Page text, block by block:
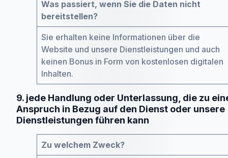
Was passiert, wenn Sie die Daten nicht
bereitstellen?
Sie erhalten keine Informationen über die
Website und unsere Dienstleistungen und auch
keinen Bonus in Form von kostenlosen digitalen
Inhalten.
9. jede Handlung oder Unterlassung, die zu
Anspruch in Bezug auf den Dienst oder unsere
Dienstleistungen führen kann
Zu welchem Zweck?